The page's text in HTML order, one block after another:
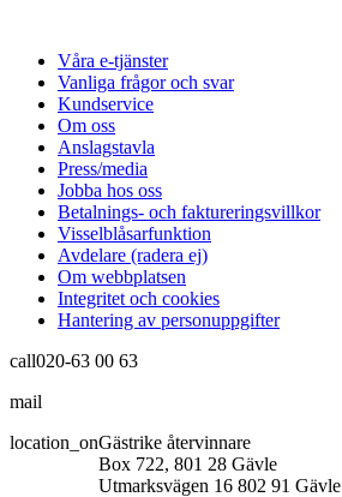
Våra e-tjänster
Vanliga frågor och svar
Kundservice
Om oss
Anslagstavla
Press/media
Jobba hos oss
Betalnings- och faktureringsvillkor
Visselblåsarfunktion
Avdelare (radera ej)
Om webbplatsen
Integritet och cookies
Hantering av personuppgifter
call020-63 00 63
mail
location_onGästrike återvinnare
Box 722, 801 28 Gävle
Utmarksvägen 16 802 91 Gävle